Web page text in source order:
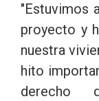
"Estuvimos
proyecto y
nuestra
hito
derecho